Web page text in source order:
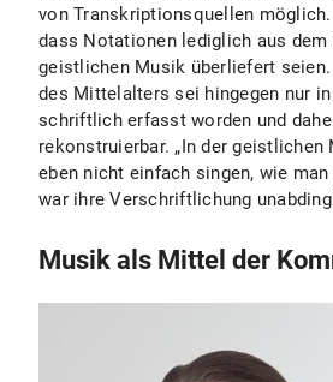
von Transkriptionsquellen
dass Notationen lediglich aus dem
geistlichen Musik überliefert
des Mittelalters sei hingegen nur
schriftlich erfasst worden und
rekonstruierbar. „In der
eben nicht einfach singen, wie
war ihre Verschriftlichung
Musik als Mittel der